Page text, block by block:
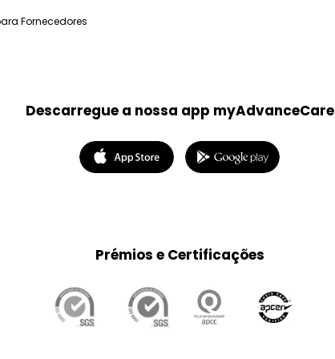
Fornecedores
Descarregue a nossa app myAdvanceCare
Prémios e Certificações